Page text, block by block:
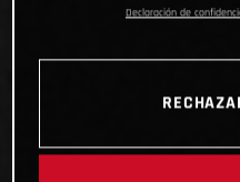
Declaración de